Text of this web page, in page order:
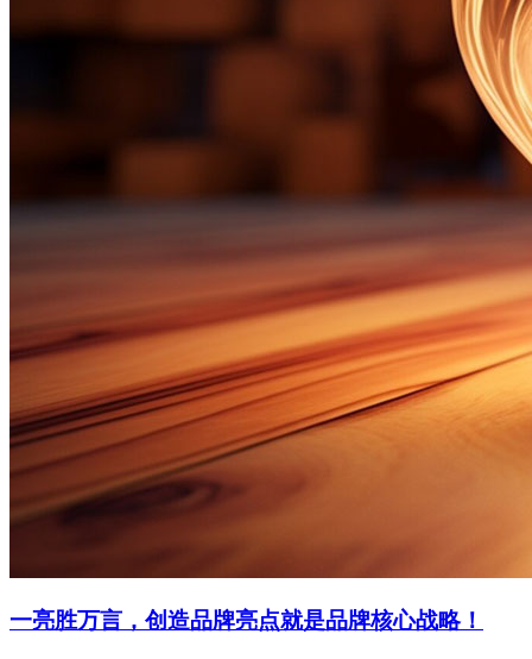
一亮胜万言，创造品牌亮点就是品牌核心战略！